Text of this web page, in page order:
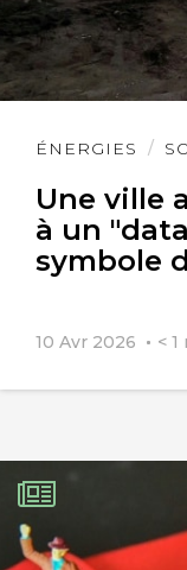
ÉNERGIES
Une ville
à un
symbole
10 Avr 2026 < 1
Lire